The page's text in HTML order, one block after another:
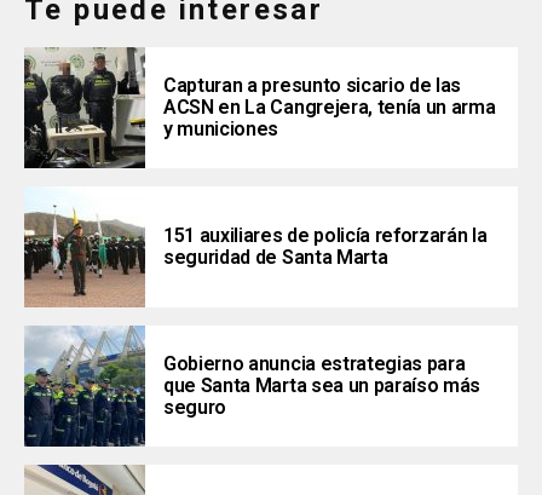
Te puede interesar
Capturan a presunto sicario de las
ACSN en La Cangrejera, tenía un arma
y municiones
151 auxiliares de policía reforzarán la
seguridad de Santa Marta
Gobierno anuncia estrategias para
que Santa Marta sea un paraíso más
seguro